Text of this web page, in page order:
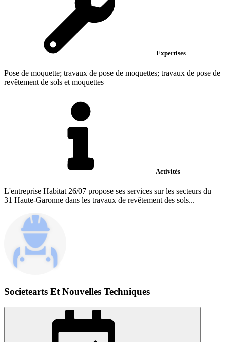
Expertises
Pose de moquette; travaux de pose de moquettes; travaux de pose de
revêtement de sols et moquettes
Activités
L'entreprise Habitat 26/07 propose ses services sur les secteurs du
31 Haute-Garonne dans les travaux de revêtement des sols...
Societearts Et Nouvelles Techniques